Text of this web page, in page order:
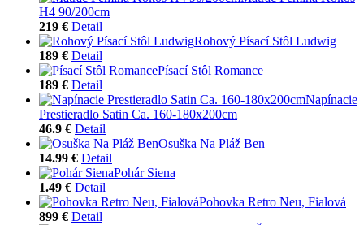
H4 90/200cm
219 € Detail
Rohový Písací Stôl Ludwig
189 € Detail
Písací Stôl Romance
189 € Detail
Napínacie
Prestieradlo Satin Ca. 160-180x200cm
46.9 € Detail
Osuška Na Pláž Ben
14.99 € Detail
Pohár Siena
1.49 € Detail
Pohovka Retro Neu, Fialová
899 € Detail